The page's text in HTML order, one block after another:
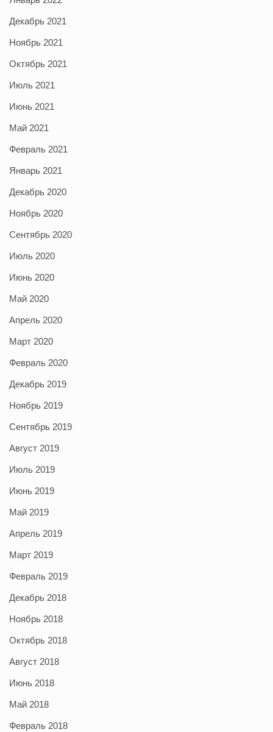
Декабрь 2021
Ноябрь 2021
Октябрь 2021
Июль 2021
Июнь 2021
Май 2021
Февраль 2021
Январь 2021
Декабрь 2020
Ноябрь 2020
Сентябрь 2020
Июль 2020
Июнь 2020
Май 2020
Апрель 2020
Март 2020
Февраль 2020
Декабрь 2019
Ноябрь 2019
Сентябрь 2019
Август 2019
Июль 2019
Июнь 2019
Май 2019
Апрель 2019
Март 2019
Февраль 2019
Декабрь 2018
Ноябрь 2018
Октябрь 2018
Август 2018
Июнь 2018
Май 2018
Февраль 2018